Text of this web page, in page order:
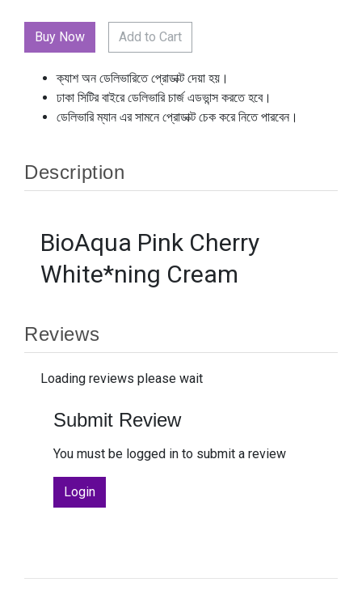
Add to Cart
ক্যাশ অন ডেলিভারিতে প্রোডাক্ট দেয়া হয়।
ঢাকা সিটির বাইরে ডেলিভারি চার্জ এডভান্স করতে হবে।
ডেলিভারি ম্যান এর সামনে প্রোডাক্ট চেক করে নিতে পারবেন।
Description
BioAqua Pink Cherry
White*ning Cream
Reviews
Loading reviews please wait
Submit Review
You must be logged in to submit a review
Login